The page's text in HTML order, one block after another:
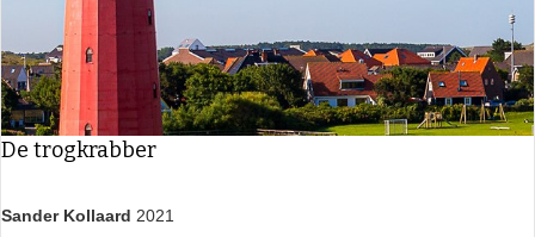
De trogkrabber
Sander Kollaard 2021